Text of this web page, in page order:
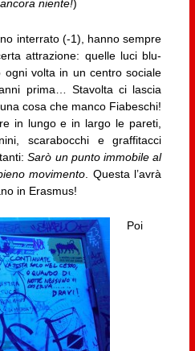
niente!)
interrato (-1), hanno sempre
attrazione: quelle luci blu-
ogni volta in un centro sociale
prima… Stavolta ci lascia
cosa che manco Fiabeschi!
in lungo e in largo le pareti,
scarabocchi e graffitacci
Sarò un punto immobile al
movimento . Questa l’avrà
in Erasmus!
Poi